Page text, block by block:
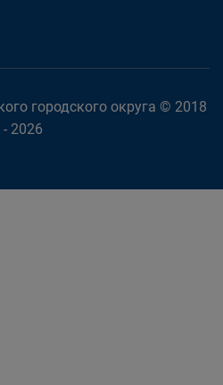
городского округа © 2018
- 2026